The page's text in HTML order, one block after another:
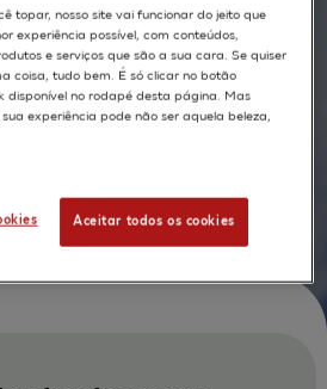
MODELOS APLICAÇÕES
topar, nosso site vai funcionar do jeito que
experiência possível, com conteúdos,
e serviços que são a sua cara. Se quiser
coisa, tudo bem. É só clicar no botão
disponível no rodapé desta página. Mas
experiência pode não ser aquela beleza,
Aceitar todos os cookies